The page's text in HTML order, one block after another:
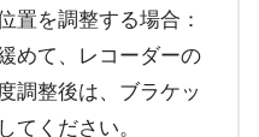
置を調整する場合：
めて、レコーダーの
調整後は、ブラケッ
てください。